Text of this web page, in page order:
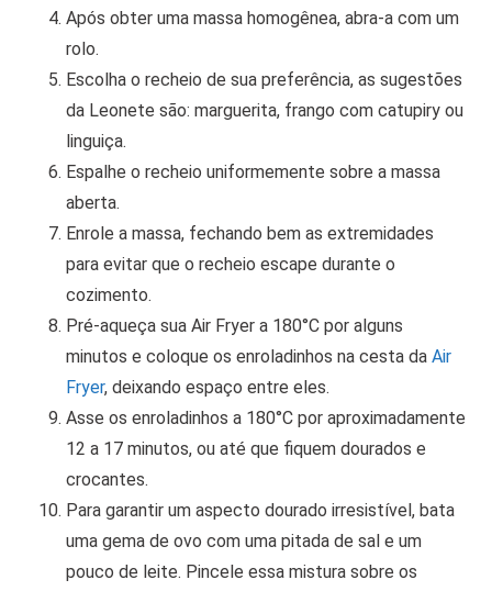
Após obter uma massa homogênea, abra-a com um
rolo.
Escolha o recheio de sua preferência, as sugestões
da Leonete são: marguerita, frango com catupiry ou
linguiça.
Espalhe o recheio uniformemente sobre a massa
aberta.
Enrole a massa, fechando bem as extremidades
para evitar que o recheio escape durante o
cozimento.
Pré-aqueça sua Air Fryer a 180°C por alguns
minutos e coloque os enroladinhos na cesta da Air
Fryer, deixando espaço entre eles.
Asse os enroladinhos a 180°C por aproximadamente
12 a 17 minutos, ou até que fiquem dourados e
crocantes.
Para garantir um aspecto dourado irresistível, bata
uma gema de ovo com uma pitada de sal e um
pouco de leite. Pincele essa mistura sobre os